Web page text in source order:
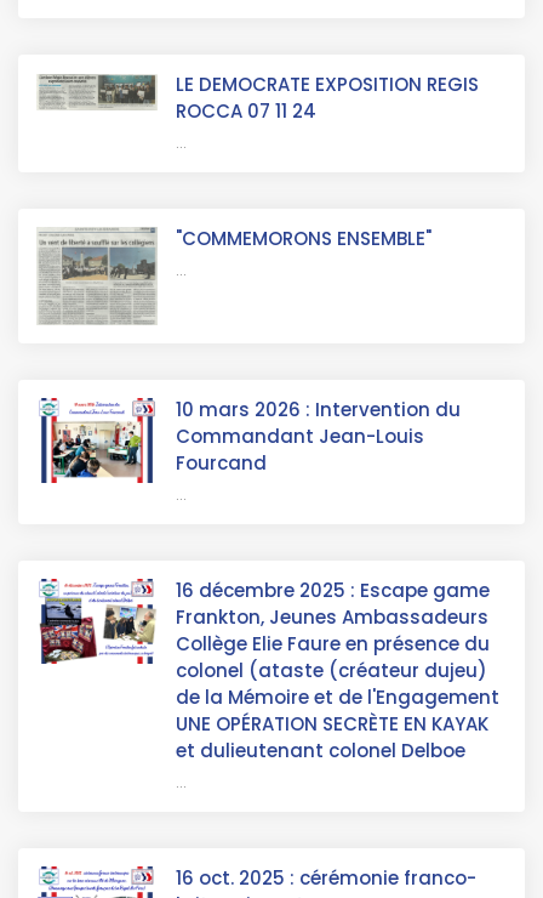
LE DEMOCRATE EXPOSITION REGIS
ROCCA 07 11 24
...
"COMMEMORONS ENSEMBLE"
...
10 mars 2026 : Intervention du
Commandant Jean-Louis
Fourcand
...
16 décembre 2025 : Escape game
Frankton, Jeunes Ambassadeurs
Collège Elie Faure en présence du
colonel (ataste (créateur dujeu)
de la Mémoire et de l'Engagement
UNE OPÉRATION SECRÈTE EN KAYAK
et dulieutenant colonel Delboe
...
16 oct. 2025 : cérémonie franco-